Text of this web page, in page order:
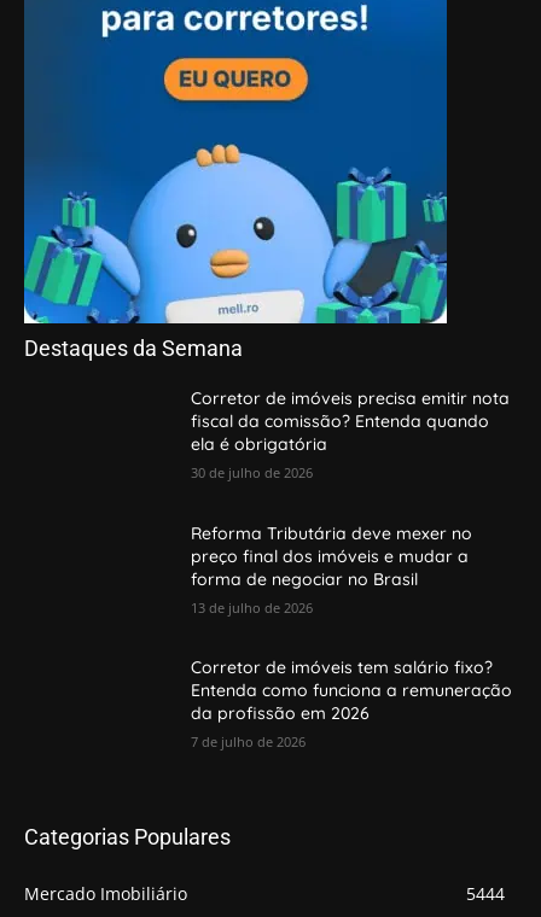
Destaques da Semana
Corretor de imóveis precisa emitir nota
fiscal da comissão? Entenda quando
ela é obrigatória
30 de julho de 2026
Reforma Tributária deve mexer no
preço final dos imóveis e mudar a
forma de negociar no Brasil
13 de julho de 2026
Corretor de imóveis tem salário fixo?
Entenda como funciona a remuneração
da profissão em 2026
7 de julho de 2026
Categorias Populares
Mercado Imobiliário
5444